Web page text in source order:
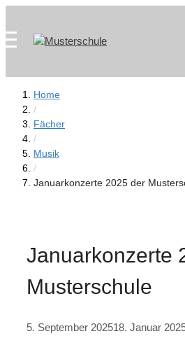
springen
content
Home
/
Fächer
/
Musik
/
Januarkonzerte 2025 der
Januarkonzerte
Musterschule
5. September 202518. Januar